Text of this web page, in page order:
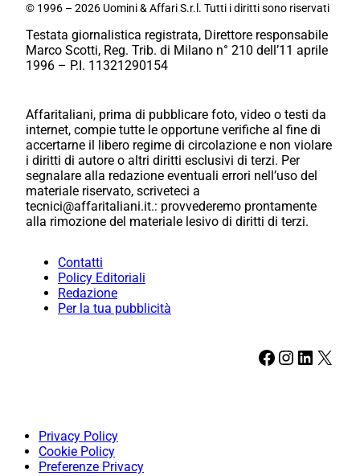
© 1996 – 2026 Uomini & Affari S.r.l. Tutti i diritti sono riservati
Testata giornalistica registrata, Direttore responsabile
Marco Scotti, Reg. Trib. di Milano n° 210 dell’11 aprile
1996 – P.I. 11321290154
Affaritaliani, prima di pubblicare foto, video o testi da
internet, compie tutte le opportune verifiche al fine di
accertarne il libero regime di circolazione e non violare
i diritti di autore o altri diritti esclusivi di terzi. Per
segnalare alla redazione eventuali errori nell’uso del
materiale riservato, scriveteci a
tecnici@affaritaliani.it.: provvederemo prontamente
alla rimozione del materiale lesivo di diritti di terzi.
Contatti
Policy Editoriali
Redazione
Per la tua pubblicità
Facebook Instagram LinkedIn X
Privacy Policy
Cookie Policy
Preferenze Privacy